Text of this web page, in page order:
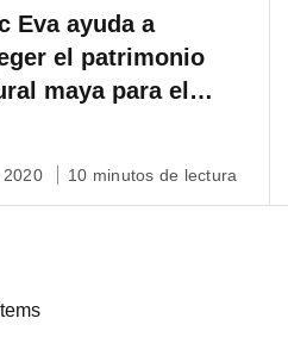
Eva ayuda a
el patrimonio
maya para el
2020 10 minutos de lectura